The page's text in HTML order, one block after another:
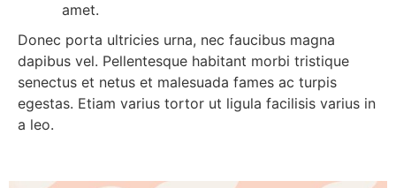
amet.
Donec porta ultricies urna, nec faucibus magna
dapibus vel. Pellentesque habitant morbi tristique
senectus et netus et malesuada fames ac turpis
egestas. Etiam varius tortor ut ligula facilisis varius in
a leo.